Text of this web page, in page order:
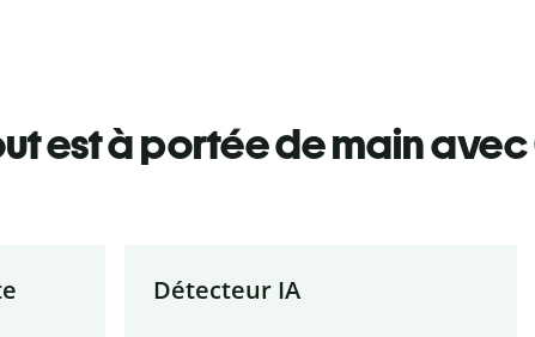
est à portée de main
Détecteur IA